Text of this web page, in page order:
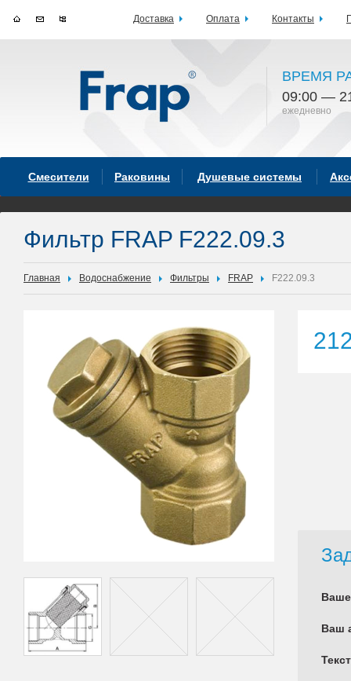
ВРЕМЯ
09:00 —
ежедневно
Смесители Раковины Душевые системы
Фильтр FRAP F222.09.3
Главная Водоснабжение Фильтры FRAP F222.09.3
Ваш
Доставка Оплата Контакты